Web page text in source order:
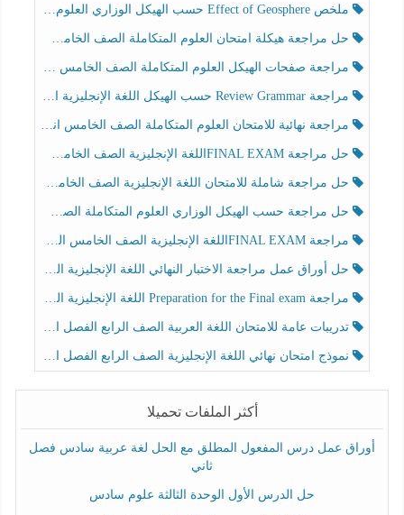
ملخص Effect of Geosphere حسب الهيكل الوزاري العلوم المتكاملة الصف الخامس انسبير الفصل الثالث
حل مراجعة هيكلة امتحان العلوم المتكاملة الصف الخامس عام الفصل الثالث
مراجعة صفحات الهيكل العلوم المتكاملة الصف الخامس انسبير الفصل الثالث
مراجعة Review Grammar حسب الهيكل اللغة الإنجليزية الصف الخامس الفصل الثالث
مراجعة نهائية للامتحان العلوم المتكاملة الصف الخامس انسبير الفصل الثالث
حل مراجعة FINAL EXAMاللغة الإنجليزية الصف الخامس الفصل الثالث
حل مراجعة شاملة للامتحان اللغة الإنجليزية الصف الخامس الفصل الثالث
حل مراجعة حسب الهيكل الوزاري العلوم المتكاملة الصف الخامس عام الفصل الثالث
مراجعة FINAL EXAMاللغة الإنجليزية الصف الخامس الفصل الثالث
حل أوراق عمل مراجعة الاختبار النهائي اللغة الإنجليزية الصف الرابع الفصل الثالث
مراجعة Preparation for the Final exam اللغة الإنجليزية الصف الرابع الفصل الثالث
تدريبات عامة للامتحان اللغة العربية الصف الرابع الفصل الثالث
نموذج امتحان نهائي اللغة الإنجليزية الصف الرابع الفصل الثالث
أكثر الملفات تحميلا
أوراق عمل درس المفعول المطلق مع الحل لغة عربية سادس فصل
ثاني
حل الدرس الأول الوحدة الثالثة علوم سادس